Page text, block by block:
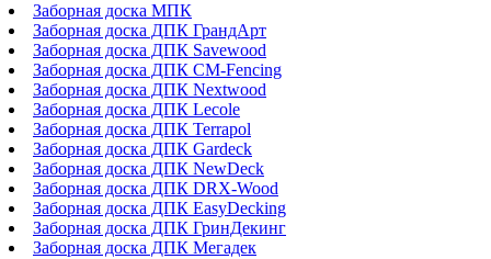
Заборная доска МПК
Заборная доска ДПК ГрандАрт
Заборная доска ДПК Savewood
Заборная доска ДПК CM-Fencing
Заборная доска ДПК Nextwood
Заборная доска ДПК Lecole
Заборная доска ДПК Terrapol
Заборная доска ДПК Gardeck
Заборная доска ДПК NewDeck
Заборная доска ДПК DRX-Wood
Заборная доска ДПК EasyDecking
Заборная доска ДПК ГринДекинг
Заборная доска ДПК Мегадек